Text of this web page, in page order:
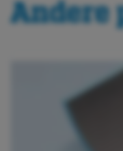
Andere